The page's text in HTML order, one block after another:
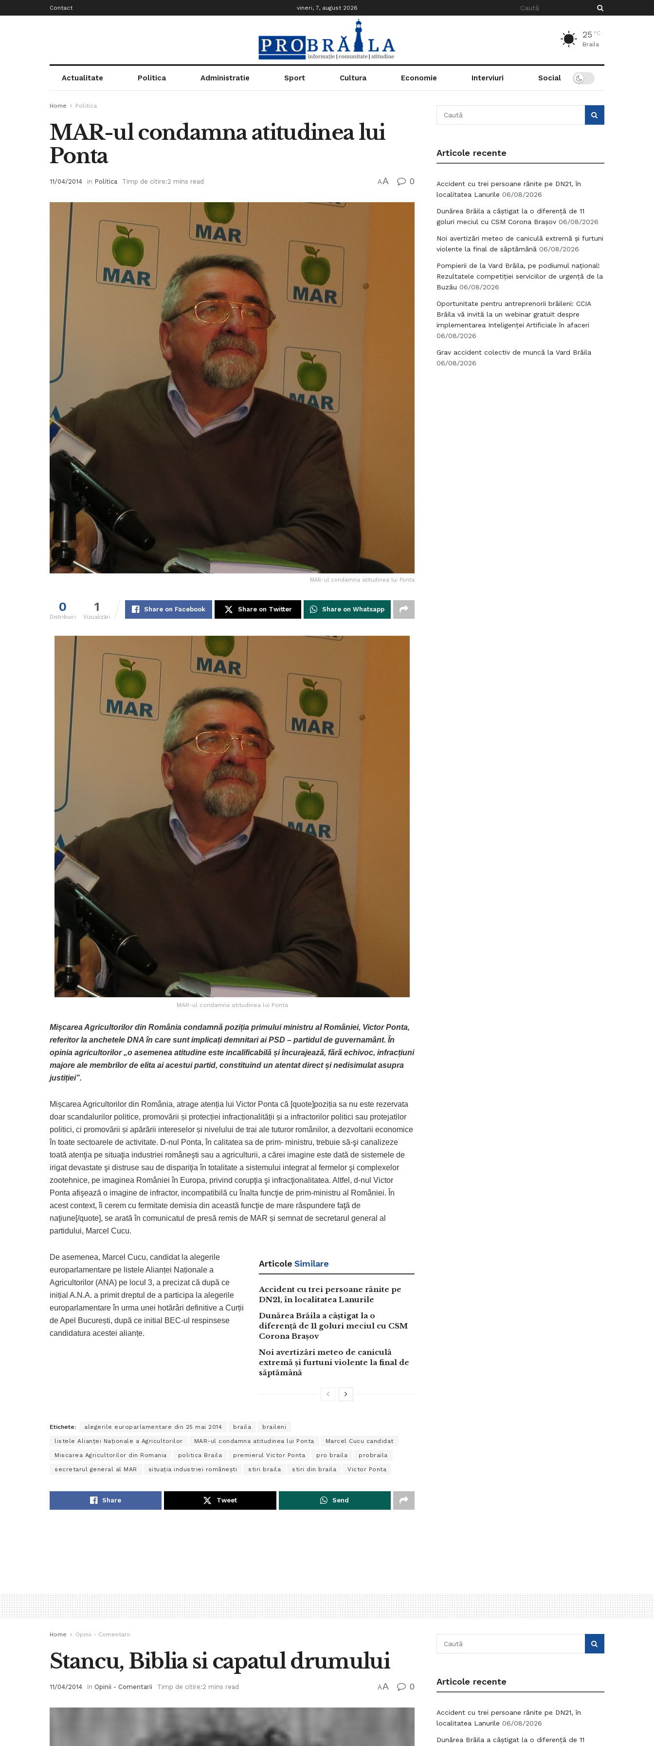
Contact vineri, 7, august 2026
25 °C
Braila
Actualitate Politica Administratie Sport Cultura Economie Interviuri Social
Home Politica
MAR-ul condamna atitudinea lui
Ponta
11/04/2014 in Politica Timp de citire:2 mins read AA 0
MAR-ul condamna atitudinea lui Ponta
0
Distribuiri
1
Vizualizări
Share on Facebook Share on Twitter Share on Whatsapp
MAR-ul condamna atitudinea lui Ponta
Mișcarea Agricultorilor din România condamnă poziția primului ministru al României, Victor Ponta,
referitor la anchetele DNA în care sunt implicați demnitari ai PSD – partidul de guvernamânt. În
opinia agricultorilor „o asemenea atitudine este incalificabilă și încurajează, fără echivoc, infracțiuni
majore ale membrilor de elita ai acestui partid, constituind un atentat direct și nedisimulat asupra
justiției”.
Mișcarea Agricultorilor din România, atrage atenția lui Victor Ponta că [quote]poziția sa nu este rezervata
doar scandalurilor politice, promovării și protecției infracționalității și a infractorilor politici sau protejatilor
politici, ci promovării și apărării intereselor și nivelului de trai ale tuturor românilor, a dezvoltarii economice
în toate sectoarele de activitate. D-nul Ponta, în calitatea sa de prim- ministru, trebuie să-şi canalizeze
toată atenţia pe situaţia industriei româneşti sau a agriculturii, a cărei imagine este dată de sistemele de
irigat devastate şi distruse sau de dispariţia în totalitate a sistemului integrat al fermelor şi complexelor
zootehnice, pe imaginea României în Europa, privind corupţia şi infracţionalitatea. Altfel, d-nul Victor
Ponta afişează o imagine de infractor, incompatibilă cu înalta funcţie de prim-ministru al României. În
acest context, îi cerem cu fermitate demisia din această funcţie de mare răspundere faţă de
naţiune[/quote], se arată în comunicatul de presă remis de MAR și semnat de secretarul general al
partidului, Marcel Cucu.
Articole Similare
Accident cu trei persoane rănite pe
DN21, în localitatea Lanurile
Dunărea Brăila a câștigat la o
diferență de 11 goluri meciul cu CSM
Corona Brașov
Noi avertizări meteo de caniculă
extremă și furtuni violente la final de
săptămână
De asemenea, Marcel Cucu, candidat la alegerile
europarlamentare pe listele Alianței Naționale a
Agricultorilor (ANA) pe locul 3, a precizat că după ce
inițial A.N.A. a primit dreptul de a participa la alegerile
europarlamentare în urma unei hotărâri definitive a Curții
de Apel București, după ce initial BEC-ul respinsese
candidatura acestei alianțe.
Etichete: alegerile europarlamentare din 25 mai 2014 braila braileni
listele Alianței Naționale a Agricultorilor MAR-ul condamna atitudinea lui Ponta Marcel Cucu candidat
Miscarea Agricultorilor din Romania politica Braila premierul Victor Ponta pro braila probraila
secretarul general al MAR situaţia industriei româneşti stiri braila stiri din braila Victor Ponta
Share Tweet Send
Articole recente
Accident cu trei persoane rănite pe DN21, în
localitatea Lanurile 06/08/2026
Dunărea Brăila a câștigat la o diferență de 11
goluri meciul cu CSM Corona Brașov 06/08/2026
Noi avertizări meteo de caniculă extremă și furtuni
violente la final de săptămână 06/08/2026
Pompierii de la Vard Brăila, pe podiumul național!
Rezultatele competiției serviciilor de urgență de la
Buzău 06/08/2026
Oportunitate pentru antreprenorii brăileni: CCIA
Brăila vă invită la un webinar gratuit despre
implementarea Inteligenței Artificiale în afaceri
06/08/2026
Grav accident colectiv de muncă la Vard Brăila
06/08/2026
Home Opinii - Comentarii
Stancu, Biblia si capatul drumului
11/04/2014 in Opinii - Comentarii Timp de citire:2 mins read AA 0 Articole recente
Accident cu trei persoane rănite pe DN21, în
localitatea Lanurile 06/08/2026
Dunărea Brăila a câștigat la o diferență de 11